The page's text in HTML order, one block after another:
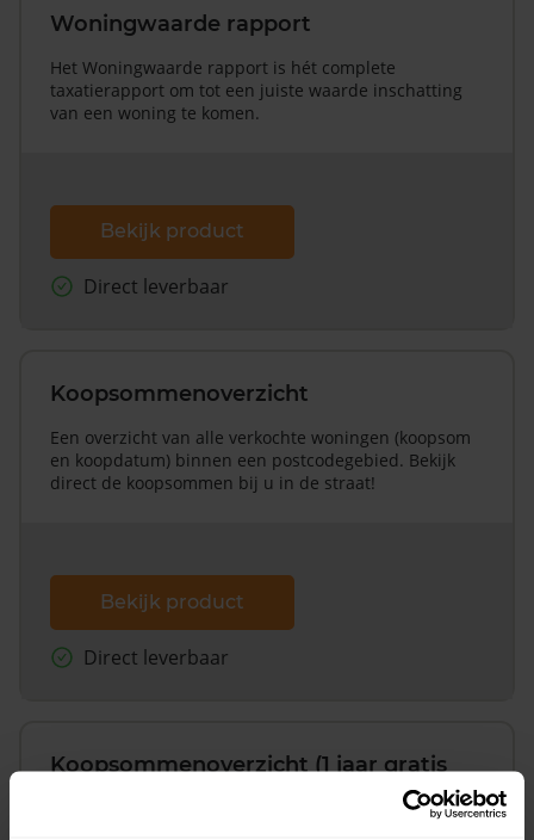
Woningwaarde rapport
Het Woningwaarde rapport is hét complete
taxatierapport om tot een juiste waarde inschatting
van een woning te komen.
Bekijk product
Direct leverbaar
Koopsommenoverzicht
Een overzicht van alle verkochte woningen (koopsom
en koopdatum) binnen een postcodegebied. Bekijk
direct de koopsommen bij u in de straat!
Bekijk product
Direct leverbaar
Koopsommenoverzicht (1 jaar gratis